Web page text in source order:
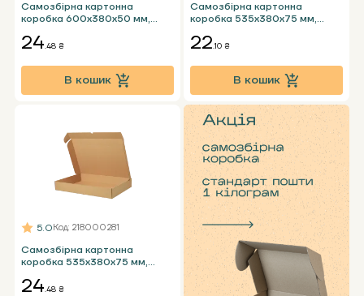
Самозбірна картонна
коробка 600х380х50 мм,
24.48 ₴
В кошик
Самозбірна картонна
коробка 535x380x75 мм,
22.10 ₴
В кошик
Самозбірна картонна
коробка 535x380x75 мм,
5.0Код: 218000281
24.48 ₴